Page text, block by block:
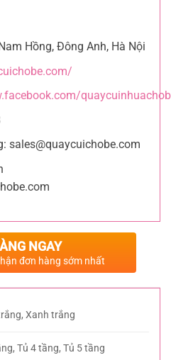
Hồng, Đông Anh, Hà Nội
sales@quaycuichobe.com
NGAY
đơn hàng sớm nhất
Xanh trắng
Tủ 4 tầng, Tủ 5 tầng